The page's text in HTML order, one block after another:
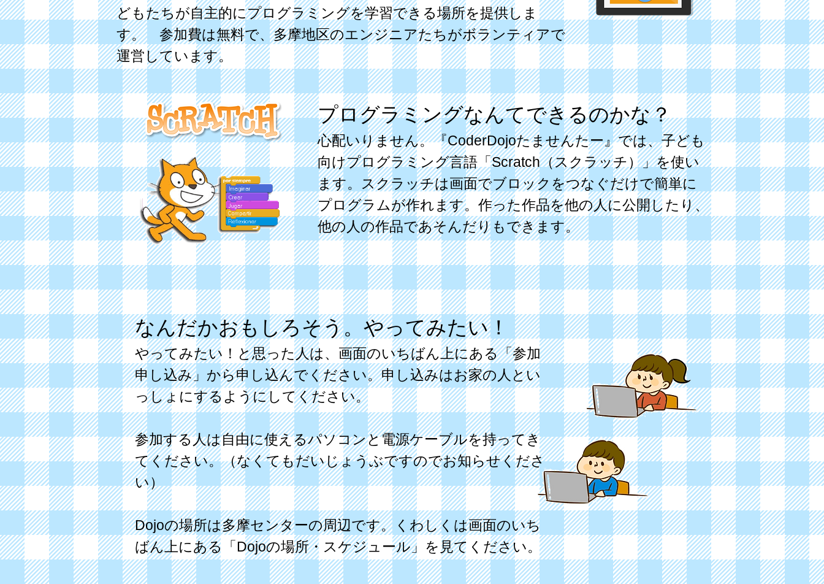
どもたちが自主的にプログラミングを学習できる場所を提供しま
す。 参加費は無料で、多摩地区のエンジニアたちがボランティアで
運営しています。
プログラミングなんてできるのかな？
心配いりません。『CoderDojoたませんたー』では、子ども
向けプログラミング言語「Scratch（スクラッチ）」を使い
ます。スクラッチは画面でブロックをつなぐだけで簡単に
プログラムが作れます。作った作品を他の人に公開したり、
他の人の作品であそんだりもできます。
なんだかおもしろそう。やってみたい！
やってみたい！と思った人は、画面のいちばん上にある「参加
申し込み」から申し込んでください。申し込みはお家の人とい
っしょにするようにしてください。
参加する人は自由に使えるパソコンと電源ケーブルを持ってき
てください。（なくてもだいじょうぶですのでお知らせくださ
い）
​Dojoの場所は多摩センターの周辺です。くわしくは画面のいち
ばん上にある「Dojoの場所・スケジュール」を見てください。